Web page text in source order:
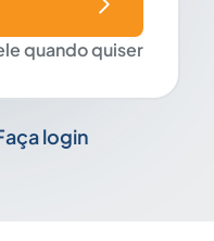
quando quiser
login